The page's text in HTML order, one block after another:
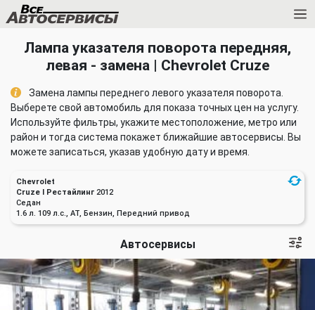
Лампа указателя поворота передняя,
левая - замена | Chevrolet Cruze
Замена лампы переднего левого указателя поворота.
Выберете свой автомобиль для показа точных цен на услугу.
Используйте фильтры, укажите местоположение, метро или
район и тогда система покажет ближайшие автосервисы. Вы
можете записаться, указав удобную дату и время.
Chevrolet
Cruze I Рестайлинг 2012
Седан
1.6 л. 109 л.с., AT, Бензин, Передний привод
Автосервисы